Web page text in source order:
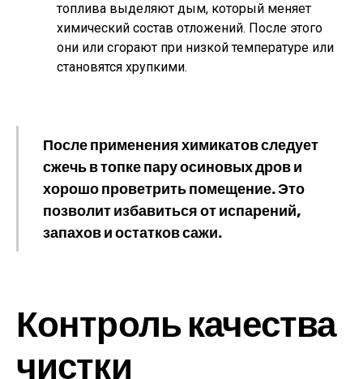
топлива выделяют дым, который меняет
химический состав отложений. После этого
они или сгорают при низкой температуре или
становятся хрупкими.
После применения химикатов следует
сжечь в топке пару осиновых дров и
хорошо проветрить помещение. Это
позволит избавиться от испарений,
запахов и остатков сажи.
Контроль качества
чистки